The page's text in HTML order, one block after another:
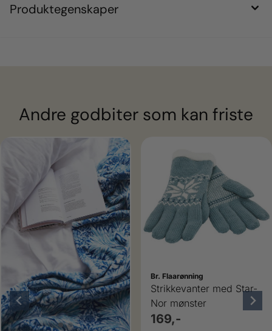
Produktegenskaper
Andre godbiter som kan friste
Br. Flaarønning
Strikkevanter med Star-
Nor mønster
169,-